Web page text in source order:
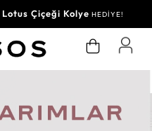
Lotus Çiçeği Kolye HEDİYE!